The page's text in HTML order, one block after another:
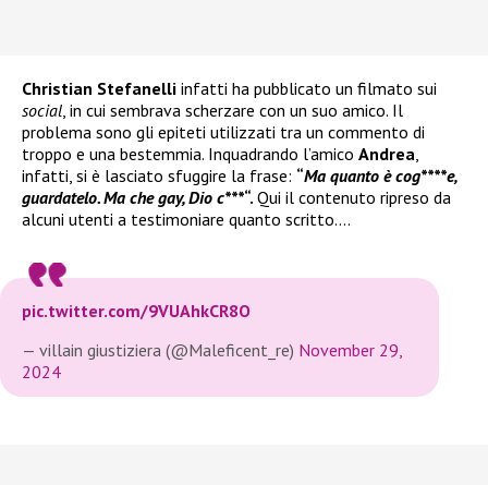
Christian Stefanelli infatti ha pubblicato un filmato sui
social, in cui sembrava scherzare con un suo amico. Il
problema sono gli epiteti utilizzati tra un commento di
troppo e una bestemmia. Inquadrando l’amico Andrea,
infatti, si è lasciato sfuggire la frase: “Ma quanto è cog****e,
guardatelo. Ma che gay, Dio c***“. Qui il contenuto ripreso da
alcuni utenti a testimoniare quanto scritto….
pic.twitter.com/9VUAhkCR8O
— villain giustiziera (@Maleficent_re) November 29,
2024